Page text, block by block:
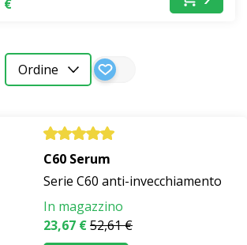
€
Ordine
C60 Serum
Serie C60 anti-invecchiamento
In magazzino
23,67 €52,61 €